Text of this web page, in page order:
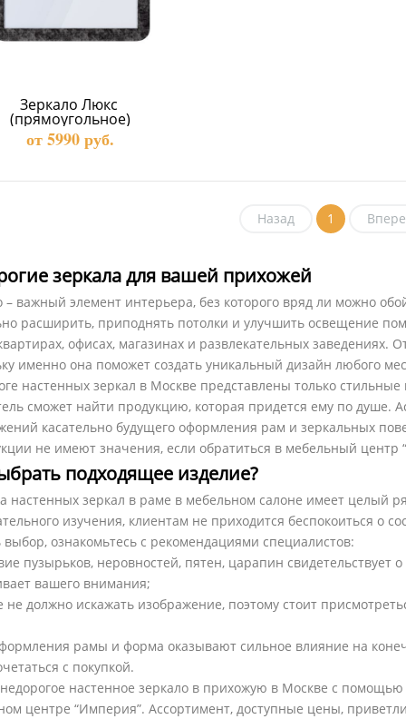
Зеркало Люкс
(прямоугольное)
от 5990 руб.
Назад 1
зеркала для вашей прихожей
– важный элемент интерьера, без которого вряд ли можно
расширить, приподнять потолки и улучшить освещение
офисах, магазинах и развлекательных заведениях.
именно она поможет создать уникальный дизайн любого
настенных зеркал в Москве представлены только
сможет найти продукцию, которая придется ему по душе.
касательно будущего оформления рам и зеркальных
не имеют значения, если обратиться в мебельный
подходящее изделие?
настенных зеркал в раме в мебельном салоне имеет целый
изучения, клиентам не приходится беспокоиться о
выбор, ознакомьтесь с рекомендациями специалистов:
пузырьков, неровностей, пятен, царапин свидетельствует
вашего внимания;
не должно искажать изображение, поэтому стоит
рамы и форма оказывают сильное влияние на
с покупкой.
настенное зеркало в прихожую в Москве с
центре “Империя”. Ассортимент, доступные цены,